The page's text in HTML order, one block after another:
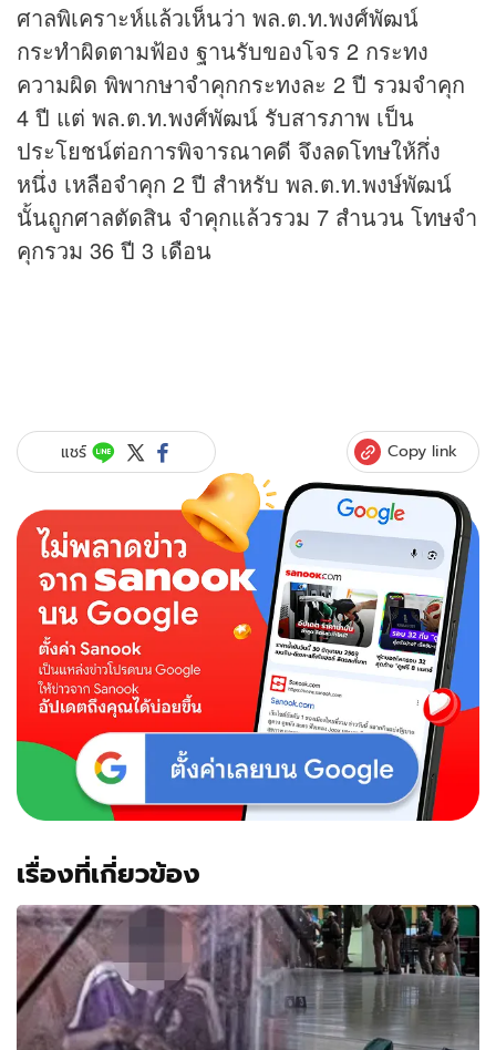
ศาลพิเคราะห์แล้วเห็นว่า พล.ต.ท.พงศ์พัฒน์
กระทำผิดตามฟ้อง ฐานรับของโจร 2 กระทง
ความผิด พิพากษาจำคุกกระทงละ 2 ปี รวมจำคุก
4 ปี แต่ พล.ต.ท.พงศ์พัฒน์ รับสารภาพ เป็น
ประโยชน์ต่อการพิจารณาคดี จึงลดโทษให้กึ่ง
หนึ่ง เหลือจำคุก 2 ปี สำหรับ พล.ต.ท.พงษ์พัฒน์
นั้นถูกศาลตัดสิน จำคุกแล้วรวม 7 สำนวน โทษจำ
คุกรวม 36 ปี 3 เดือน
แชร์ Copy link
เรื่องที่เกี่ยวข้อง